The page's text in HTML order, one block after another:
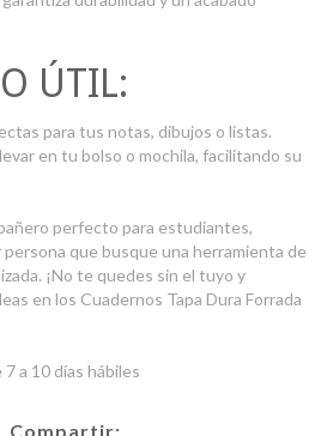
ÚTIL:
para tus notas, dibujos o listas.
en tu bolso o mochila, facilitando su
perfecto para estudiantes,
que busque una herramienta de
¡No te quedes sin el tuyo y
en los Cuadernos Tapa Dura Forrada
7 a 10 días hábiles
Compartir: